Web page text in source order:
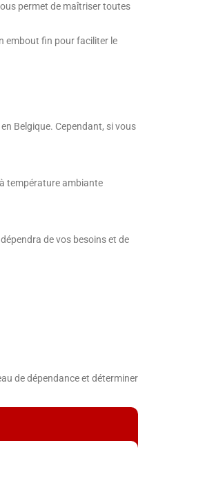
permet de maîtriser toutes
embout fin pour faciliter le
Belgique. Cependant, si vous
température ambiante
de vos besoins et de
de dépendance et déterminer